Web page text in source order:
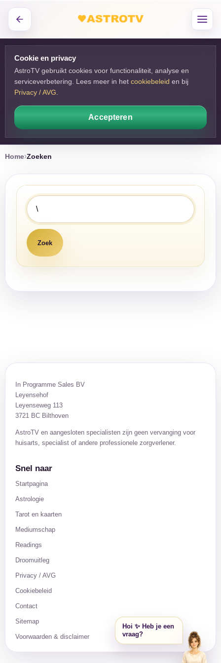
Cookie en privacy
AstroTV gebruikt cookies voor functionaliteit, analyse en
serviceverbetering. Lees meer in het cookiebeleid en bij
Privacy / AVG
Accepteren
Home Zoeken
In Programme Sales BV
Leyensehof
Leyenseweg 113
3721 BC Bilthoven
AstroTV en aangesloten specialisten zijn geen vervanging voor
huisarts, specialist of andere professionele zorgverlener.
Snel naar
Startpagina
Astrologie
Tarot en kaarten
Mediumschap
Readings
Droomuitleg
Privacy / AVG
Cookiebeleid
Contact
Sitemap
Voorwaarden & disclaimer
Hoi ✨ Heb je een
vraag?